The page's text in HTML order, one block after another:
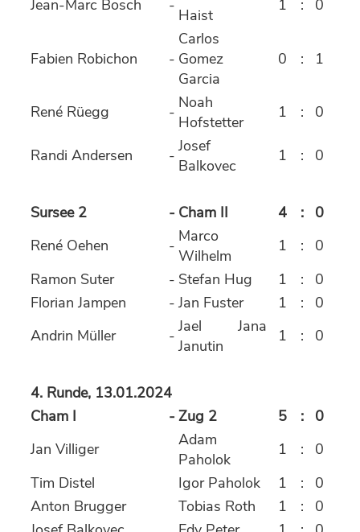
Jean-Marc Bosch -
Haist
1 : 0
Fabien Robichon -
Carlos
Gomez
Garcia
0 : 1
René Rüegg - Noah
Hofstetter
1 : 0
Randi Andersen - Josef
Balkovec
1 : 0
Sursee 2 - Cham II 4 :
0
René Oehen
- Marco
Wilhelm
1 :
0
Ramon Suter
- Stefan Hug 1 :
0
Florian Jampen
- Jan Fuster 1 :
0
Andrin Müller
- Jael Jana
Janutin
1 : 0
4. Runde, 13.01.2024
Cham I
- Zug 2 5 :
0
Jan Villiger
Adam
Paholok
1 :
0
Tim Distel
Igor Paholok 1 :
0
Anton Brugger
Tobias Roth 1 :
0